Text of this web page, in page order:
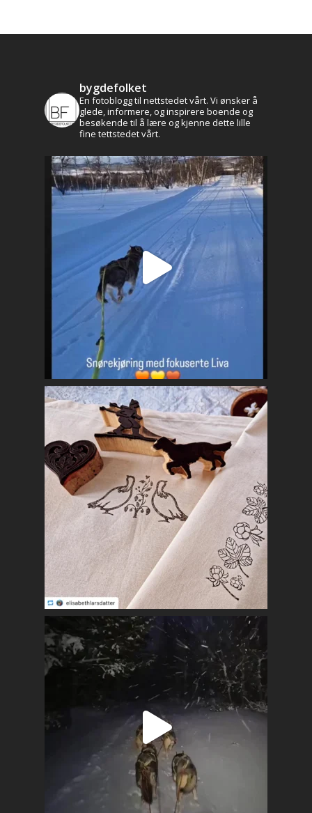
bygdefolket
En fotoblogg til nettstedet vårt. Vi ønsker å
glede, informere, og inspirere boende og
besøkende til å lære og kjenne dette lille
fine tettstedet vårt.
Aktuelt
Profilen
Brekken bibliotek
Historie og kultur
Natur og
Næringsliv
Kalender
Lag og foreninger
Praktisk info
Kontakt
Mest populært siste